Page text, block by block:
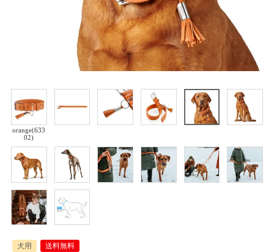
orange(633
02)
犬用 送料無料